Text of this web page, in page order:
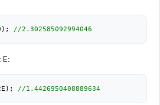
//2.302585092994046
//1.4426950408889634